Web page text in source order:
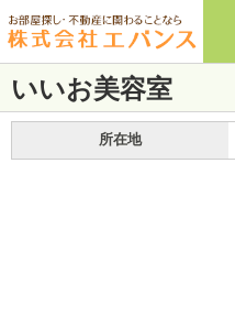
いいお美容室
所在地